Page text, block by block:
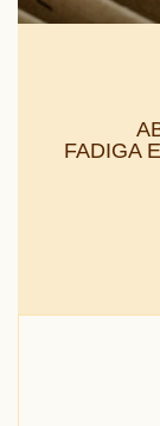
FADIGA